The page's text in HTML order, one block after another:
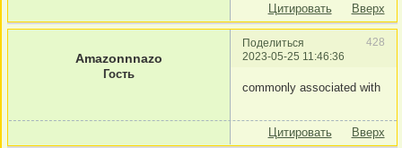
Цитировать Вверх
Поделиться
428
2023-05-25 11:46:36
Amazonnnazo
Гость
commonly associated with
Цитировать Вверх